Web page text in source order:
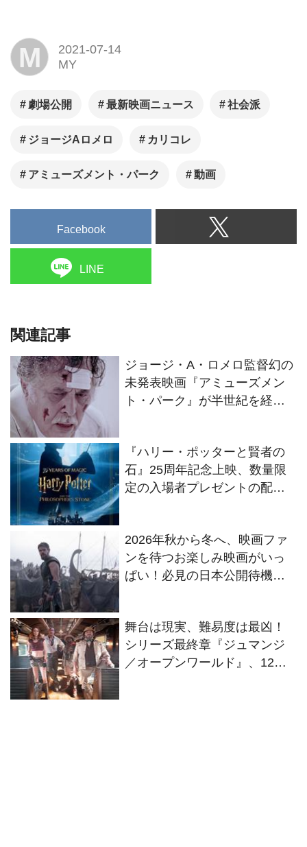
M
2021-07-14
MY
劇場公開 最新映画ニュース 社会派
ジョージAロメロ カリコレ
アミューズメント・パーク 動画
Facebook
LINE
関連記事
ジョージ・A・ロメロ監督幻の
未発表映画『アミューズメン
ト・パーク』が半世紀を経て
『ハリー・ポッターと賢者の
石』25周年記念上映、数量限
定の入場者プレゼントの配布
2026年秋から冬へ、映画ファ
ンを待つお楽しみ映画がいっ
ぱい！必見の日本公開待機作
舞台は現実、難易度は最凶！
シリーズ最終章『ジュマンジ
／オープンワールド』、12・